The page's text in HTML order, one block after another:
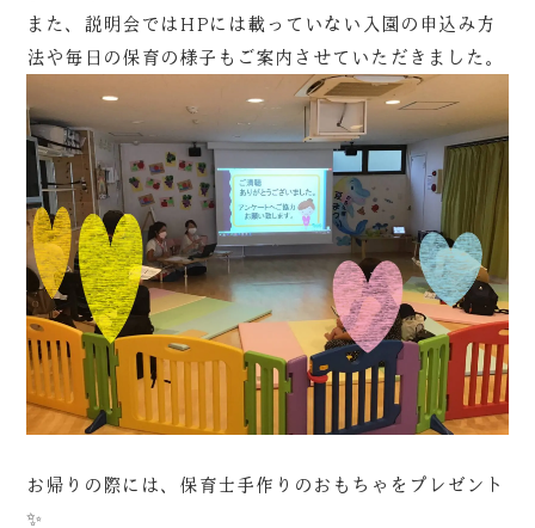
また、説明会ではHPには載っていない入園の申込み方
法や毎日の保育の様子もご案内させていただきました。
お帰りの際には、保育士手作りのおもちゃをプレゼント
✨